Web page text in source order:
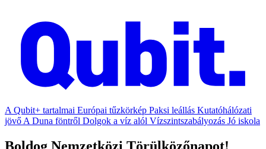
A Qubit+ tartalmai Európai tűzkörkép Paksi leállás Kutatóhálózati
jövő A Duna föntről Dolgok a víz alól Vízszintszabályozás Jó iskola